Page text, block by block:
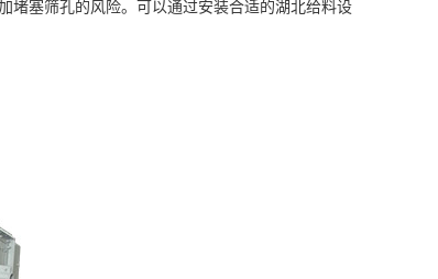
塞筛孔的风险。可以通过安装合适的湖北给料设